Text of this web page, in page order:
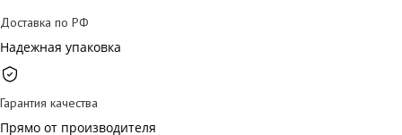
Доставка по РФ
Надежная упаковка
Гарантия качества
Прямо от производителя